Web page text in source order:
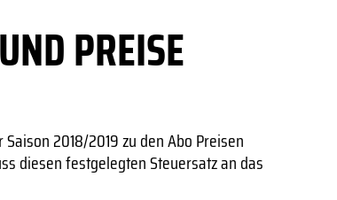
PREISE
2018/2019 zu den Abo Preisen
diesen festgelegten Steuersatz an das